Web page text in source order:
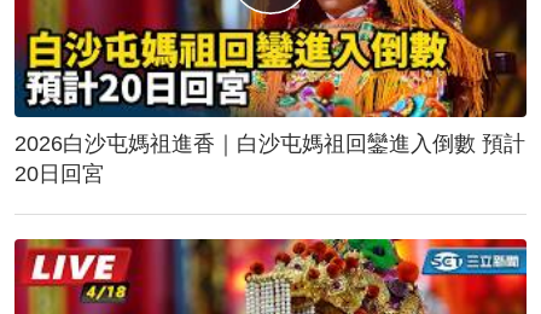
2026白沙屯媽祖進香｜白沙屯媽祖回鑾進入倒數 預計
20日回宮